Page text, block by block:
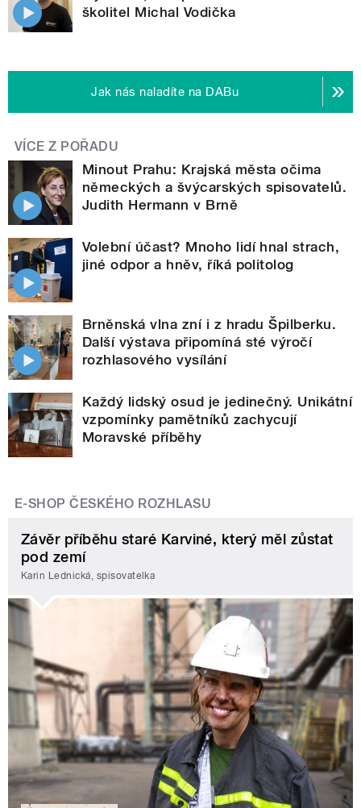
školitel Michal Vodička
Jak nás naladíte na DABu
VÍCE Z POŘADU
Minout Prahu: Krajská města očima
německých a švýcarských spisovatelů.
Judith Hermann v Brně
Volební účast? Mnoho lidí hnal strach,
jiné odpor a hněv, říká politolog
Brněnská vlna zní i z hradu Špilberku.
Další výstava připomíná sté výročí
rozhlasového vysílání
Každý lidský osud je jedinečný. Unikátní
vzpomínky pamětníků zachycují
Moravské příběhy
E-SHOP ČESKÉHO ROZHLASU
Závěr příběhu staré Karviné, který měl zůstat
pod zemí
Karin Lednická, spisovatelka